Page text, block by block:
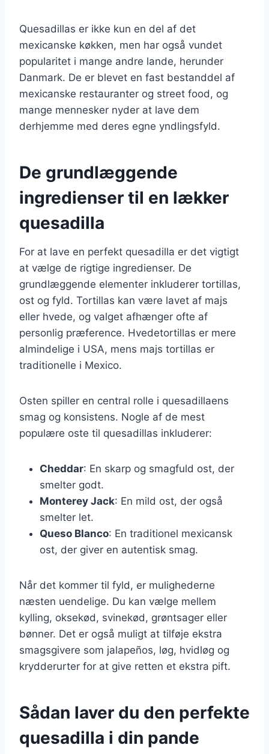
Quesadillas er ikke kun en del af det
mexicanske køkken, men har også vundet
popularitet i mange andre lande, herunder
Danmark. De er blevet en fast bestanddel af
mexicanske restauranter og street food, og
mange mennesker nyder at lave dem
derhjemme med deres egne yndlingsfyld.
De grundlæggende
ingredienser til en lækker
quesadilla
For at lave en perfekt quesadilla er det vigtigt
at vælge de rigtige ingredienser. De
grundlæggende elementer inkluderer tortillas,
ost og fyld. Tortillas kan være lavet af majs
eller hvede, og valget afhænger ofte af
personlig præference. Hvedetortillas er mere
almindelige i USA, mens majs tortillas er
traditionelle i Mexico.
Osten spiller en central rolle i quesadillaens
smag og konsistens. Nogle af de mest
populære oste til quesadillas inkluderer:
Cheddar: En skarp og smagfuld ost, der
smelter godt.
Monterey Jack: En mild ost, der også
smelter let.
Queso Blanco: En traditionel mexicansk
ost, der giver en autentisk smag.
Når det kommer til fyld, er mulighederne
næsten uendelige. Du kan vælge mellem
kylling, oksekød, svinekød, grøntsager eller
bønner. Det er også muligt at tilføje ekstra
smagsgivere som jalapeños, løg, hvidløg og
krydderurter for at give retten et ekstra pift.
Sådan laver du den perfekte
quesadilla i din pande